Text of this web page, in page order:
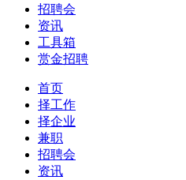
招聘会
资讯
工具箱
赏金招聘
首页
择工作
择企业
兼职
招聘会
资讯